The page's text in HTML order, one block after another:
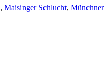
, Maisinger Schlucht, Münchner